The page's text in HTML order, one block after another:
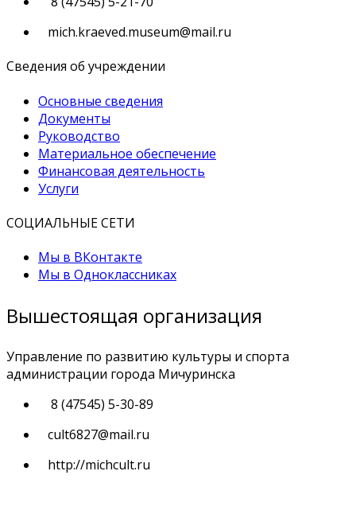
mich.kraeved.museum@mail.ru
Сведения об учреждении
Основные сведения
Документы
Руководство
Материальное обеспечение
Финансовая деятельность
Услуги
СОЦИАЛЬНЫЕ СЕТИ
Мы в ВКонтакте
Мы в Одноклассниках
Вышестоящая организация
Управление по развитию культуры и спорта
администрации города Мичуринска
8 (47545) 5-30-89
cult6827@mail.ru
http://michcult.ru